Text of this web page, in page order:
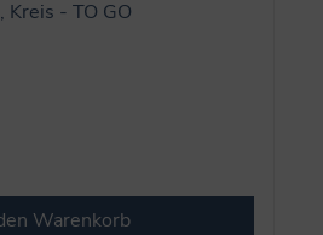
- TO GO
Warenkorb